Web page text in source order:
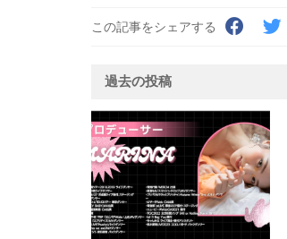
この記事をシェアする
過去の投稿